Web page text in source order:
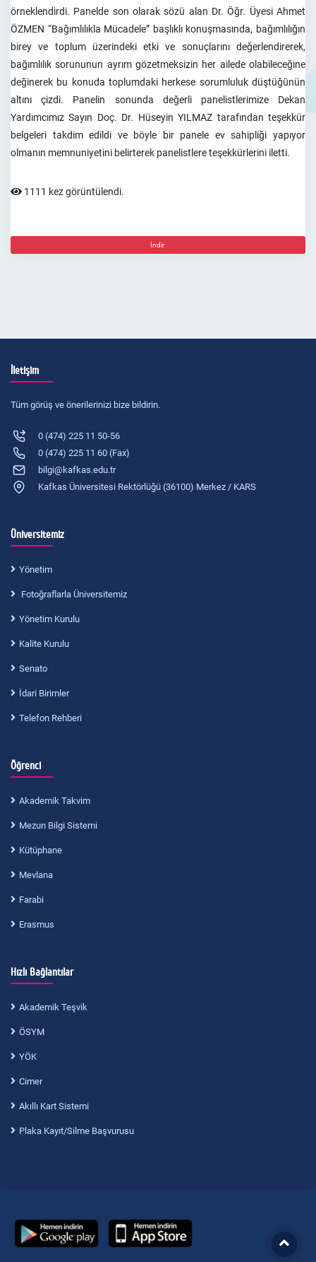
örneklendirdi. Panelde son olarak sözü alan Dr. Öğr. Üyesi Ahmet
ÖZMEN “Bağımlılıkla Mücadele” başlıklı konuşmasında, bağımlılığın
birey ve toplum üzerindeki etki ve sonuçlarını değerlendirerek,
bağımlılık sorununun ayrım gözetmeksizin her ailede olabileceğine
değinerek bu konuda toplumdaki herkese sorumluluk düştüğünün
altını çizdi. Panelin sonunda değerli panelistlerimize Dekan
Yardımcımız Sayın Doç. Dr. Hüseyin YILMAZ tarafından teşekkür
belgeleri takdim edildi ve böyle bir panele ev sahipliği yapıyor
olmanın memnuniyetini belirterek panelistlere teşekkürlerini iletti.
1111 kez görüntülendi.
İndir
İletişim
Tüm görüş ve önerilerinizi bize bildirin.
0 (474) 225 11 50-56
0 (474) 225 11 60 (Fax)
bilgi@kafkas.edu.tr
Kafkas Üniversitesi Rektörlüğü (36100) Merkez / KARS
Üniversitemiz
Yönetim
Fotoğraflarla Üniversitemiz
Yönetim Kurulu
Kalite Kurulu
Senato
İdari Birimler
Telefon Rehberi
Öğrenci
Akademik Takvim
Mezun Bilgi Sistemi
Kütüphane
Mevlana
Farabi
Erasmus
Hızlı Bağlantılar
Akademik Teşvik
ÖSYM
YÖK
Cimer
Akıllı Kart Sistemi
Plaka Kayıt/Silme Başvurusu